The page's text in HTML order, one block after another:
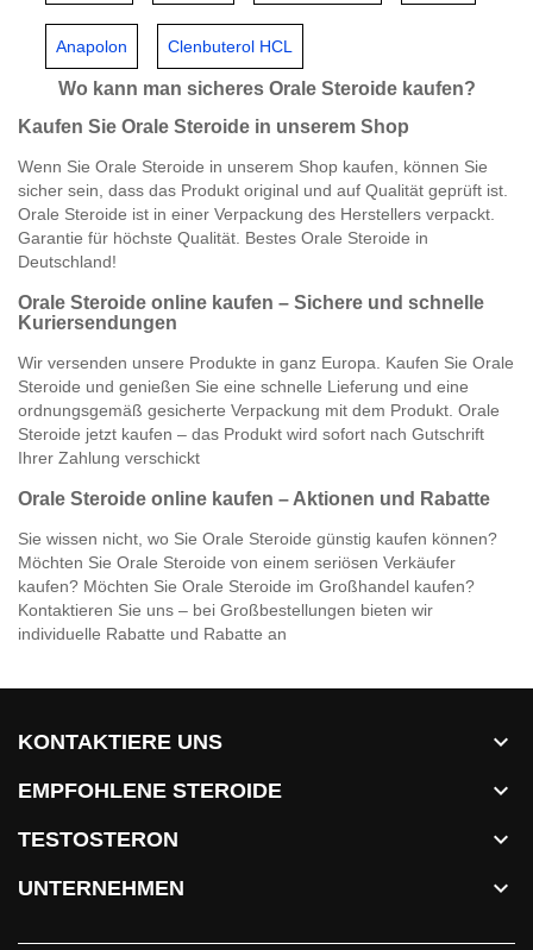
Anapolon Clenbuterol HCL
Wo kann man sicheres Orale Steroide kaufen?
Kaufen Sie Orale Steroide in unserem Shop
Wenn Sie Orale Steroide in unserem Shop kaufen, können Sie
sicher sein, dass das Produkt original und auf Qualität geprüft ist.
Orale Steroide ist in einer Verpackung des Herstellers verpackt.
Garantie für höchste Qualität. Bestes Orale Steroide in
Deutschland!
Orale Steroide online kaufen – Sichere und schnelle
Kuriersendungen
Wir versenden unsere Produkte in ganz Europa. Kaufen Sie Orale
Steroide und genießen Sie eine schnelle Lieferung und eine
ordnungsgemäß gesicherte Verpackung mit dem Produkt. Orale
Steroide jetzt kaufen – das Produkt wird sofort nach Gutschrift
Ihrer Zahlung verschickt
Orale Steroide online kaufen – Aktionen und Rabatte
Sie wissen nicht, wo Sie Orale Steroide günstig kaufen können?
Möchten Sie Orale Steroide von einem seriösen Verkäufer
kaufen? Möchten Sie Orale Steroide im Großhandel kaufen?
Kontaktieren Sie uns – bei Großbestellungen bieten wir
individuelle Rabatte und Rabatte an
KONTAKTIERE UNS 
EMPFOHLENE STEROIDE 
TESTOSTERON 
UNTERNEHMEN 